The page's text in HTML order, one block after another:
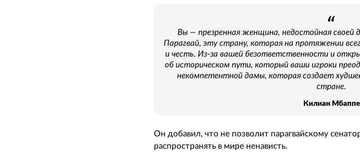
Вы — презренная женщина, недостойная
Парагвай, эту страну, которая на протяжении
и честь. Из-за вашей безответственности и
об историческом пути, который ваши игроки
некомпетентной дамы, которая создает
стране.
Килиан Мбаппе
Он добавил, что не позволит парагвайскому
распространять в мире ненависть.